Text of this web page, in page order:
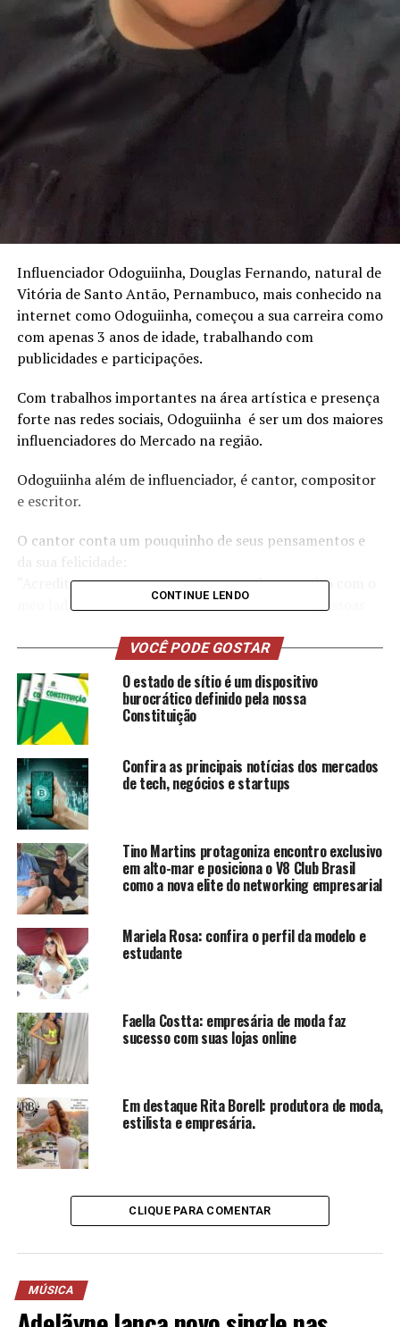
Influenciador Odoguiinha, Douglas Fernando, natural de
Vitória de Santo Antão, Pernambuco, mais conhecido na
internet como Odoguiinha, começou a sua carreira como
com apenas 3 anos de idade, trabalhando com
publicidades e participações.
Com trabalhos importantes na área artística e presença
forte nas redes sociais, Odoguiinha é ser um dos maiores
influenciadores do Mercado na região.
Odoguiinha além de influenciador, é cantor, compositor
e escritor.
O cantor conta um pouquinho de seus pensamentos e
da sua felicidade:
“Acredito que as pessoas se surpreenderão muito com o
meu lado musical e eu estou trabalhando com pessoas
música ocupa grande parte da minha vida e agora terei a
oportunidade de mostrar para o mundo todo. Espero
que gostem.”, comenta Odoguiinha.
O influenciador lançou no dia 25/03/2022 sua primeira
música que foi o hit “Volta bebezinho”, que já atingiu 20
mil visualizações em 24hrs nas plataformas digitais.
Odoguiinha também anunciou em seu Instagram seu
CONTINUE LENDO
VOCÊ PODE GOSTAR
O estado de sítio é um dispositivo
burocrático definido pela nossa
Constituição
Confira as principais notícias dos mercados
de tech, negócios e startups
Tino Martins protagoniza encontro exclusivo
em alto-mar e posiciona o V8 Club Brasil
como a nova elite do networking empresarial
Mariela Rosa: confira o perfil da modelo e
estudante
Faella Costta: empresária de moda faz
sucesso com suas lojas online
Em destaque Rita Borell: produtora de moda,
estilista e empresária.
CLIQUE PARA COMENTAR
MÚSICA